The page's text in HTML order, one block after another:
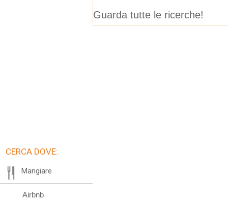
Guarda tutte le ricerche!
CERCA DOVE:
Mangiare
Airbnb